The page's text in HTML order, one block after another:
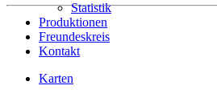
Statistik
Produktionen
Freundeskreis
Kontakt
Karten